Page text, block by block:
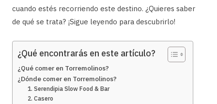
cuando estés recorriendo este destino. ¿Quieres saber
de qué se trata? ¡Sigue leyendo para descubrirlo!
¿Qué encontrarás en este artículo?
¿Qué comer en Torremolinos?
¿Dónde comer en Torremolinos?
1. Serendipia Slow Food & Bar
2. Casero